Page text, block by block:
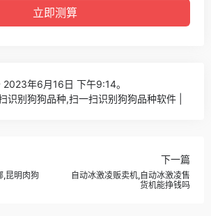
2023年6月16日 下午9:14。
识别狗狗品种,扫一扫识别狗狗品种软件 |
,昆明肉狗
下一篇
自动冰激凌贩卖机,自动冰激凌售
货机能挣钱吗